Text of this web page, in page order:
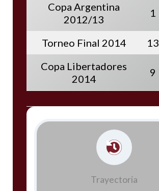
Copa Argentina
2012/13
1
Torneo Final 2014 13
Copa Libertadores
2014
9
Trayectoria